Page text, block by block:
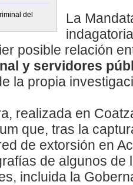
del
La
posible relación
y servidores
la propia
realizada en
que, tras la
de extorsión en
de algunos de
incluida la